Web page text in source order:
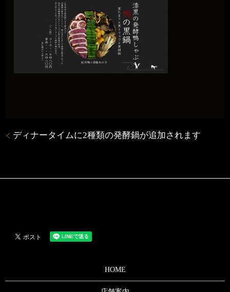
ディナータイムに2種類の発酵鍋が追加されます
HOME